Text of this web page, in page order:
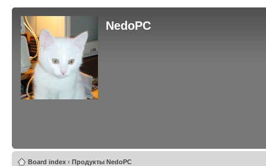
NedoPC
Board index ‹ Продукты NedoPC